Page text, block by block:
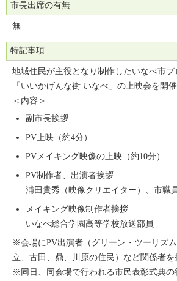
市長出席の有無
無
特記事項
地域住民が主役となり制作したいなべ市
「いいかげんな街 いなべ」の上映会を開催
＜内容＞
副市長挨拶
PV上映（約4分）
PVメイキング映像の上映（約10分）
PV制作者、出演者挨拶
浦田貴秀（映像クリエイター）、市職
メイキング映像制作者挨拶
いなべ総合学園高等学校放送部員
※会場にPV出演者（グリーン・ツーリズ
立、古田、鼎、川原の住民）など関係者を
※同日、同会場で行われる市民表彰式典